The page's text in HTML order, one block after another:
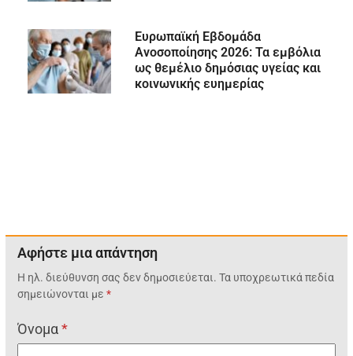
Ευρωπαϊκή Εβδομάδα
Ανοσοποίησης 2026: Τα εμβόλια
ως θεμέλιο δημόσιας υγείας και
κοινωνικής ευημερίας
Αφήστε μια απάντηση
Η ηλ. διεύθυνση σας δεν δημοσιεύεται. Τα υποχρεωτικά πεδία
σημειώνονται με*
Όνομα*